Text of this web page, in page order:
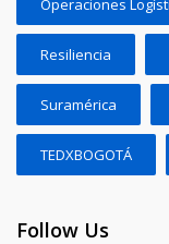
Operaciones
Resiliencia
Suramérica
TEDXBOGOTÁ
Follow Us